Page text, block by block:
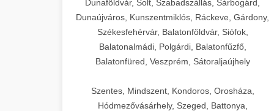
Dunaföldvár, Solt, Szabadszállás, Sárbogárd,
Dunaújváros, Kunszentmiklós, Ráckeve, Gárdony,
Székesfehérvár, Balatonföldvár, Siófok,
Balatonalmádi, Polgárdi, Balatonfűzfő,
Balatonfüred, Veszprém, Sátoraljaújhely
Szentes, Mindszent, Kondoros, Orosháza,
Hódmezővásárhely, Szeged, Battonya,